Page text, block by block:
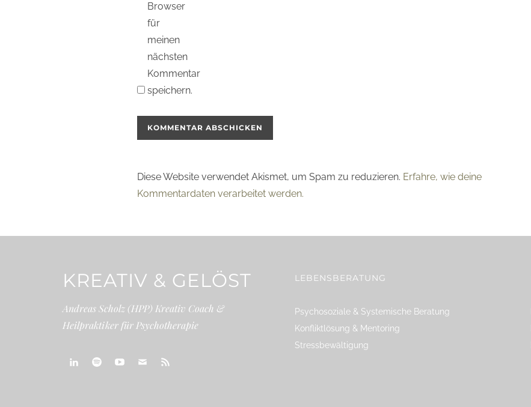
Browser
für
meinen
nächsten
Kommentar
speichern.
Diese Website verwendet Akismet, um Spam zu reduzieren. Erfahre, wie deine
Kommentardaten verarbeitet werden.
KREATIV & GELÖST
Andreas Scholz (HPP) Kreativ Coach &
Heilpraktiker für Psychotherapie
LEBENSBERATUNG
Psychosoziale & Systemische Beratung
Konfliktlösung & Mentoring
Stressbewältigung